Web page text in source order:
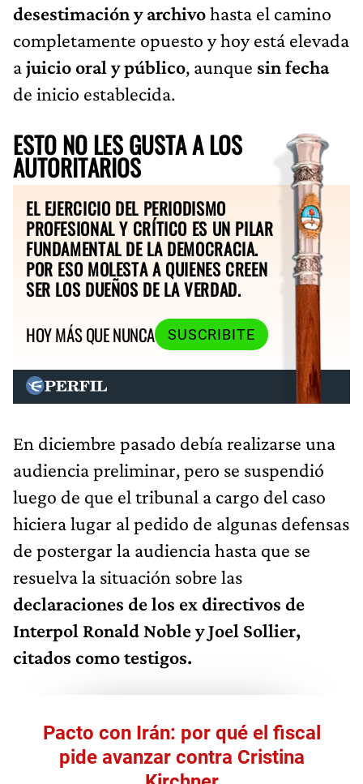
desestimación y archivohasta el camino
completamente opuesto y hoy está elevada
ajuicio oral y público, aunque sin fecha
de inicio establecida.
ESTO NO LES GUSTA A LOS
AUTORITARIOS
EL EJERCICIO DEL PERIODISMO
PROFESIONAL Y CRÍTICO ES UN PILAR
FUNDAMENTAL DE LA DEMOCRACIA.
POR ESO MOLESTA A QUIENES CREEN
SER LOS DUEÑOS DE LA VERDAD.
HOY MÁS QUE NUNCA
SUSCRIBITE
En diciembre pasado debía realizarse una
audiencia preliminar, pero se suspendió
luego de que el tribunal a cargo del caso
hiciera lugar al pedido de algunas defensas
de postergar la audiencia hasta que se
resuelva la situación sobre las
declaraciones de los ex directivos de
Interpol Ronald Noble y Joel Sollier,
citados como testigos.
Pacto con Irán: por qué el fiscal
pide avanzar contra Cristina